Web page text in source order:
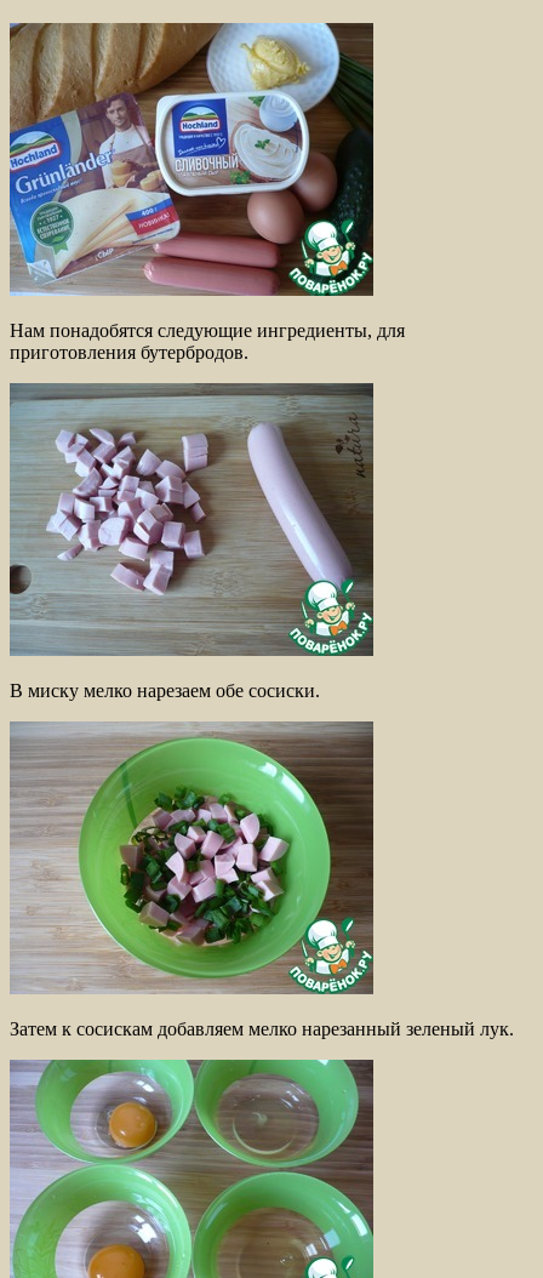
Нам понадобятся следующие ингредиенты, для
приготовления бутербродов.
В миску мелко нарезаем обе сосиски.
Затем к сосискам добавляем мелко нарезанный зеленый лук.